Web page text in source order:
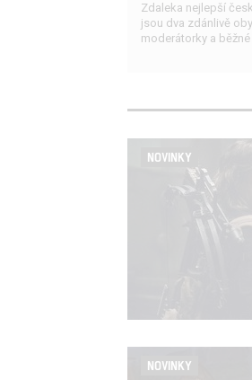
Zdaleka nejlepší
jsou dva zdánlivě
moderátorky a běžné
NOVINKY
NOVINKY